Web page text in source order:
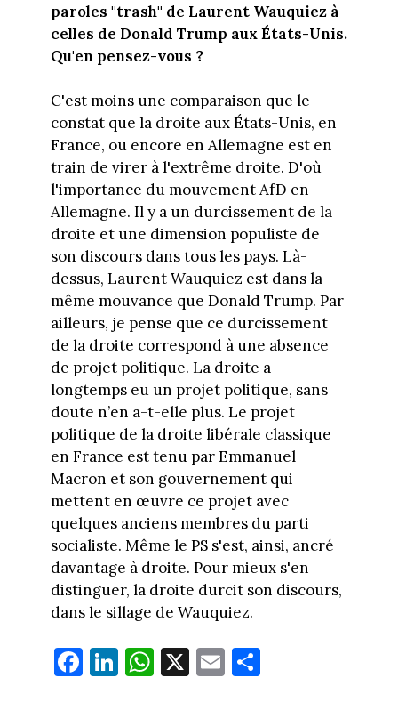
paroles "trash" de Laurent Wauquiez à
celles de Donald Trump aux États-Unis.
Qu'en pensez-vous ?
C'est moins une comparaison que le
constat que la droite aux États-Unis, en
France, ou encore en Allemagne est en
train de virer à l'extrême droite. D'où
l'importance du mouvement AfD en
Allemagne. Il y a un durcissement de la
droite et une dimension populiste de
son discours dans tous les pays. Là-
dessus, Laurent Wauquiez est dans la
même mouvance que Donald Trump. Par
ailleurs, je pense que ce durcissement
de la droite correspond à une absence
de projet politique. La droite a
longtemps eu un projet politique, sans
doute n’en a-t-elle plus. Le projet
politique de la droite libérale classique
en France est tenu par Emmanuel
Macron et son gouvernement qui
mettent en œuvre ce projet avec
quelques anciens membres du parti
socialiste. Même le PS s'est, ainsi, ancré
davantage à droite. Pour mieux s'en
distinguer, la droite durcit son discours,
dans le sillage de Wauquiez.
Fa
ce
Li
nk
W
ha
X E
m
Pa
rt